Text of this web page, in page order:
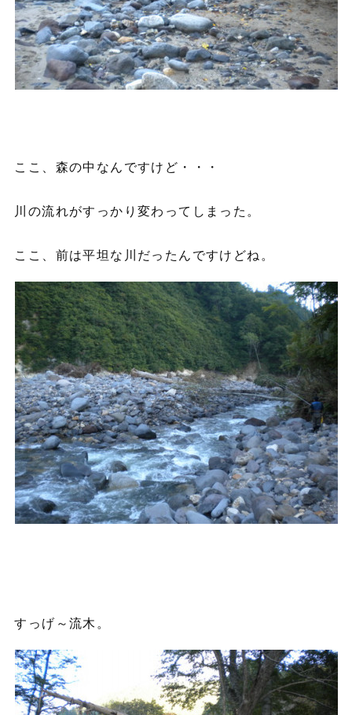
ここ、森の中なんですけど・・・
川の流れがすっかり変わってしまった。
ここ、前は平坦な川だったんですけどね。
すっげ～流木。